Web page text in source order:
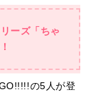
ーズ「ちゃ
の5人が登